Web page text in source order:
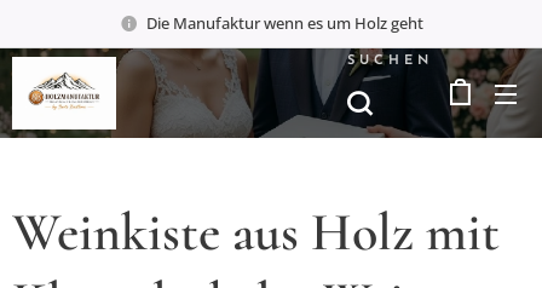
Die Manufaktur wenn es um Holz geht
SUCHEN
Weinkiste aus Holz mit